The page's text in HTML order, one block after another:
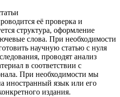
её проверка и
структура, оформление
слова. При необходимости
научную статью с нуля
проводят анализ
в соответствии с
При необходимости мы
иностранный язык или его
издания.